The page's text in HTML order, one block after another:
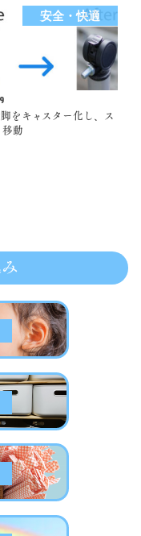
安全・快適
をキャスター化し、ス
動